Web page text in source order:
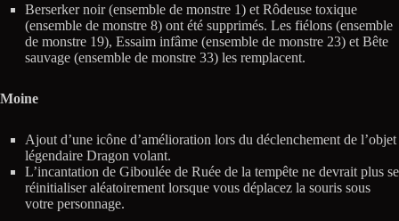
Berserker noir (ensemble de monstre 1) et Rôdeuse toxique
(ensemble de monstre 8) ont été supprimés. Les fiélons (ensemble
de monstre 19), Essaim infâme (ensemble de monstre 23) et Bête
sauvage (ensemble de monstre 33) les remplacent.
Moine
Ajout d’une icône d’amélioration lors du déclenchement de l’objet
légendaire Dragon volant.
L’incantation de Giboulée de Ruée de la tempête ne devrait plus se
réinitialiser aléatoirement lorsque vous déplacez la souris sous
votre personnage.